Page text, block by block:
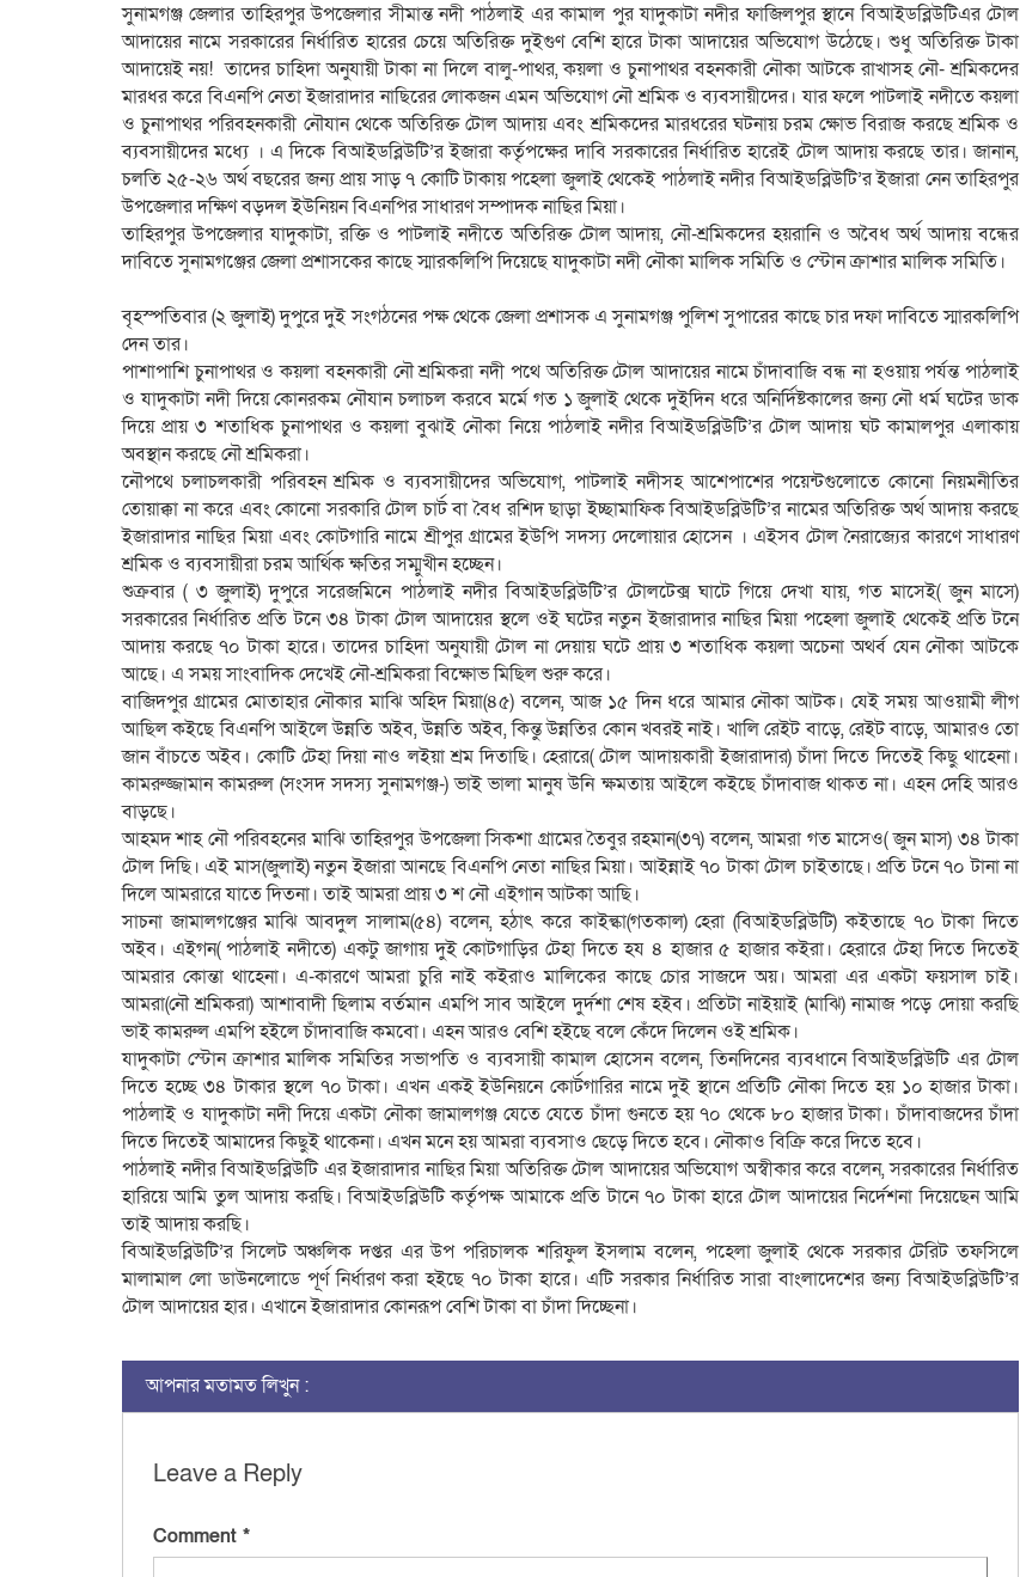
সুনামগঞ্জ জেলার তাহিরপুর উপজেলার সীমান্ত নদী পাঠলাই এর কামাল পুর যাদুকাটা নদীর ফাজিলপুর স্থানে বিআইডব্লিউটিএর টোল
আদায়ের নামে সরকারের নির্ধারিত হারের চেয়ে অতিরিক্ত দুইগুণ বেশি হারে টাকা আদায়ের অভিযোগ উঠেছে। শুধু অতিরিক্ত টাকা
আদায়েই নয়! তাদের চাহিদা অনুযায়ী টাকা না দিলে বালু-পাথর, কয়লা ও চুনাপাথর বহনকারী নৌকা আটকে রাখাসহ নৌ- শ্রমিকদের
মারধর করে বিএনপি নেতা ইজারাদার নাছিরের লোকজন এমন অভিযোগ নৌ শ্রমিক ও ব্যবসায়ীদের। যার ফলে পাটলাই নদীতে কয়লা
ও চুনাপাথর পরিবহনকারী নৌযান থেকে অতিরিক্ত টোল আদায় এবং শ্রমিকদের মারধরের ঘটনায় চরম ক্ষোভ বিরাজ করছে শ্রমিক ও
ব্যবসায়ীদের মধ্যে । এ দিকে বিআইডব্লিউটি’র ইজারা কর্তৃপক্ষের দাবি সরকারের নির্ধারিত হারেই টোল আদায় করছে তার। জানান,
চলতি ২৫-২৬ অর্থ বছরের জন্য প্রায় সাড় ৭ কোটি টাকায় পহেলা জুলাই থেকেই পাঠলাই নদীর বিআইডব্লিউটি’র ইজারা নেন তাহিরপুর
উপজেলার দক্ষিণ বড়দল ইউনিয়ন বিএনপির সাধারণ সম্পাদক নাছির মিয়া।
‎তাহিরপুর উপজেলার যাদুকাটা, রক্তি ও পাটলাই নদীতে অতিরিক্ত টোল আদায়, নৌ-শ্রমিকদের হয়রানি ও অবৈধ অর্থ আদায় বন্ধের
দাবিতে সুনামগঞ্জের জেলা প্রশাসকের কাছে স্মারকলিপি দিয়েছে যাদুকাটা নদী নৌকা মালিক সমিতি ও স্টোন ক্রাশার মালিক সমিতি।
‎বৃহস্পতিবার (২ জুলাই) দুপুরে দুই সংগঠনের পক্ষ থেকে জেলা প্রশাসক এ সুনামগঞ্জ পুলিশ সুপারের কাছে চার দফা দাবিতে স্মারকলিপি
দেন তার।
‎পাশাপাশি চুনাপাথর ও কয়লা বহনকারী নৌ শ্রমিকরা নদী পথে অতিরিক্ত টোল আদায়ের নামে চাঁদাবাজি বন্ধ না হওয়ায় পর্যন্ত পাঠলাই
ও যাদুকাটা নদী দিয়ে কোনরকম নৌযান চলাচল করবে মর্মে গত ১ জুলাই থেকে দুইদিন ধরে অনির্দিষ্টকালের জন্য নৌ ধর্ম ঘটের ডাক
দিয়ে প্রায় ৩ শতাধিক চুনাপাথর ও কয়লা বুঝাই নৌকা নিয়ে পাঠলাই নদীর বিআইডব্লিউটি’র টোল আদায় ঘট কামালপুর এলাকায়
অবস্থান করছে নৌ শ্রমিকরা।
‎নৌপথে চলাচলকারী পরিবহন শ্রমিক ও ব্যবসায়ীদের অভিযোগ, পাটলাই নদীসহ আশেপাশের পয়েন্টগুলোতে কোনো নিয়মনীতির
তোয়াক্কা না করে এবং কোনো সরকারি টোল চার্ট বা বৈধ রশিদ ছাড়া ইচ্ছামাফিক বিআইডব্লিউটি’র নামের অতিরিক্ত অর্থ আদায় করছে
ইজারাদার নাছির মিয়া এবং কোটগারি নামে শ্রীপুর গ্রামের ইউপি সদস্য দেলোয়ার হোসেন । এইসব টোল নৈরাজ্যের কারণে সাধারণ
শ্রমিক ও ব্যবসায়ীরা চরম আর্থিক ক্ষতির সম্মুখীন হচ্ছেন।
‎শুক্রবার ( ৩ জুলাই) দুপুরে সরেজমিনে পাঠলাই নদীর বিআইডব্লিউটি’র টোলটেক্স ঘাটে গিয়ে দেখা যায়, গত মাসেই( জুন মাসে)
সরকারের নির্ধারিত প্রতি টনে ৩৪ টাকা টোল আদায়ের স্থলে ওই ঘটের নতুন ইজারাদার নাছির মিয়া পহেলা জুলাই থেকেই প্রতি টনে
আদায় করছে ৭০ টাকা হারে। তাদের চাহিদা অনুযায়ী টোল না দেয়ায় ঘটে প্রায় ৩ শতাধিক কয়লা অচেনা অথর্ব যেন নৌকা আটকে
আছে। এ সময় সাংবাদিক দেখেই নৌ-শ্রমিকরা বিক্ষোভ মিছিল শুরু করে।
‎বাজিদপুর গ্রামের মোতাহার নৌকার মাঝি অহিদ মিয়া(৪৫) বলেন, আজ ১৫ দিন ধরে আমার নৌকা আটক। যেই সময় আওয়ামী লীগ
আছিল কইছে বিএনপি আইলে উন্নতি অইব, উন্নতি অইব, কিন্তু উন্নতির কোন খবরই নাই। খালি রেইট বাড়ে, রেইট বাড়ে, আমারও তো
জান বাঁচতে অইব। কোটি টেহা দিয়া নাও লইয়া শ্রম দিতাছি। হেরারে( টোল আদায়কারী ইজারাদার) চাঁদা দিতে দিতেই কিছু থাহেনা।
কামরুজ্জামান কামরুল (সংসদ সদস্য সুনামগঞ্জ-) ভাই ভালা মানুষ উনি ক্ষমতায় আইলে কইছে চাঁদাবাজ থাকত না। এহন দেহি আরও
বাড়ছে।
‎আহমদ শাহ নৌ পরিবহনের মাঝি তাহিরপুর উপজেলা সিকশা গ্রামের তৈবুর রহমান(৩৭) বলেন, আমরা গত মাসেও( জুন মাস) ৩৪ টাকা
টোল দিছি। এই মাস(জুলাই) নতুন ইজারা আনছে বিএনপি নেতা নাছির মিয়া। আইন্নাই ৭০ টাকা টোল চাইতাছে। প্রতি টনে ৭০ টানা না
দিলে আমরারে যাতে দিতনা। তাই আমরা প্রায় ৩ শ নৌ এইগান আটকা আছি।
‎সাচনা জামালগঞ্জের মাঝি আবদুল সালাম(৫৪) বলেন, হঠাৎ করে কাইল্কা(গতকাল) হেরা (বিআইডব্লিউটি) কইতাছে ৭০ টাকা দিতে
অইব। এইগন( পাঠলাই নদীতে) একটু জাগায় দুই কোটগাড়ির টেহা দিতে হয ৪ হাজার ৫ হাজার কইরা। হেরারে টেহা দিতে দিতেই
আমরার কোন্তা থাহেনা। এ-কারণে আমরা চুরি নাই কইরাও মালিকের কাছে চোর সাজদে অয়। আমরা এর একটা ফয়সাল চাই।
আমরা(নৌ শ্রমিকরা) আশাবাদী ছিলাম বর্তমান এমপি সাব আইলে দুর্দশা শেষ হইব। প্রতিটা নাইয়াই (মাঝি) নামাজ পড়ে দোয়া করছি
ভাই কামরুল এমপি হইলে চাঁদাবাজি কমবো। এহন আরও বেশি হইছে বলে কেঁদে দিলেন ওই শ্রমিক।
‎যাদুকাটা স্টোন ক্রাশার মালিক সমিতির সভাপতি ও ব্যবসায়ী কামাল হোসেন বলেন, তিনদিনের ব্যবধানে বিআইডব্লিউটি এর টোল
দিতে হচ্ছে ৩৪ টাকার স্থলে ৭০ টাকা। এখন একই ইউনিয়নে কোর্টগারির নামে দুই স্থানে প্রতিটি নৌকা দিতে হয় ১০ হাজার টাকা।
পাঠলাই ও যাদুকাটা নদী দিয়ে একটা নৌকা জামালগঞ্জ যেতে যেতে চাঁদা গুনতে হয় ৭০ থেকে ৮০ হাজার টাকা। চাঁদাবাজদের চাঁদা
দিতে দিতেই আমাদের কিছুই থাকেনা। এখন মনে হয় আমরা ব্যবসাও ছেড়ে দিতে হবে। নৌকাও বিক্রি করে দিতে হবে।
‎পাঠলাই নদীর বিআইডব্লিউটি এর ইজারাদার নাছির মিয়া অতিরিক্ত টোল আদায়ের অভিযোগ অস্বীকার করে বলেন, সরকারের নির্ধারিত
হারিয়ে আমি তুল আদায় করছি। বিআইডব্লিউটি কর্তৃপক্ষ আমাকে প্রতি টানে ৭০ টাকা হারে টোল আদায়ের নির্দেশনা দিয়েছেন আমি
তাই আদায় করছি।
‎বিআইডব্লিউটি’র সিলেট অঞ্চলিক দপ্তর এর উপ পরিচালক শরিফুল ইসলাম বলেন, পহেলা জুলাই থেকে সরকার টেরিট তফসিলে
মালামাল লো ডাউনলোডে পূর্ণ নির্ধারণ করা হইছে ৭০ টাকা হারে। এটি সরকার নির্ধারিত সারা বাংলাদেশের জন্য বিআইডব্লিউটি’র
টোল আদায়ের হার। এখানে ইজারাদার কোনরূপ বেশি টাকা বা চাঁদা দিচ্ছেনা।
আপনার মতামত লিখুন :
Leave a Reply
Comment *